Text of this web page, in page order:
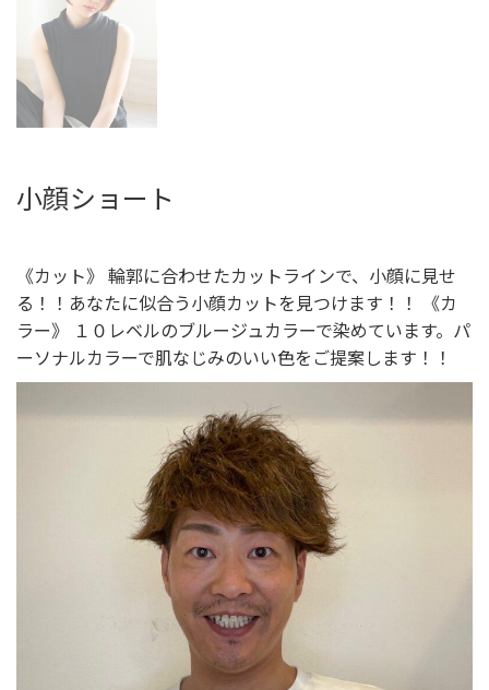
小顔ショート
《カット》 輪郭に合わせたカットラインで、小顔に見せ
る！！あなたに似合う小顔カットを見つけます！！ 《カ
ラー》 １０レベルのブルージュカラーで染めています。パ
ーソナルカラーで肌なじみのいい色をご提案します！！